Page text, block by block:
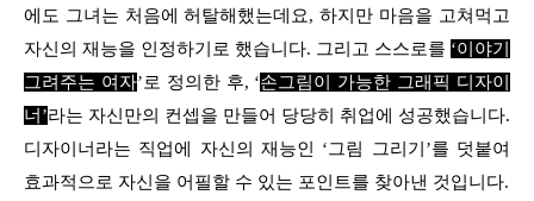
에도 그녀는 처음에 허탈해했는데요, 하지만 마음을 고쳐먹고
자신의 재능을 인정하기로 했습니다. 그리고 스스로를 ‘이야기
그려주는 여자’로 정의한 후, ‘손그림이 가능한 그래픽 디자이
너’라는 자신만의 컨셉을 만들어 당당히 취업에 성공했습니다.
디자이너라는 직업에 자신의 재능인 ‘그림 그리기’를 덧붙여
효과적으로 자신을 어필할 수 있는 포인트를 찾아낸 것입니다.